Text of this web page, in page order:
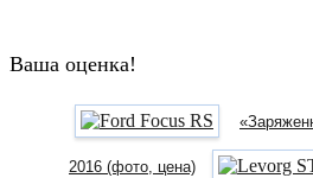
Ваша оценка!
2016 (фото, цена)